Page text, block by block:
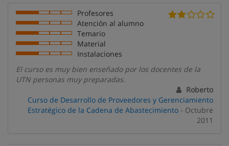
Profesores
Atención al alumno
Temario
Material
Instalaciones
El curso es muy bien enseñado por los docentes de la
UTN personas muy preparadas.
Roberto
Curso de Desarrollo de Proveedores y Gerenciamiento
Estratégico de la Cadena de Abastecimiento - Octubre
2011